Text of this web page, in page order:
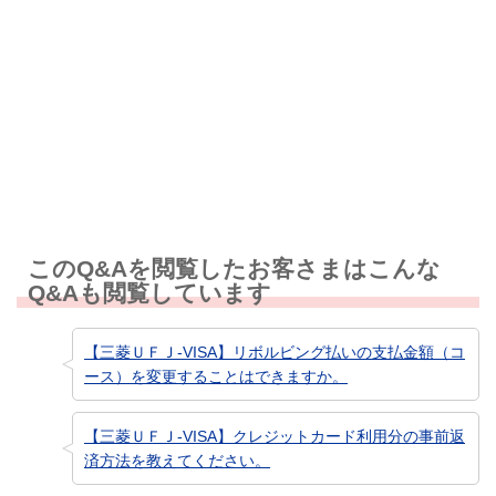
このQ&Aを閲覧したお客さまはこんな
Q&Aも閲覧しています
【三菱ＵＦＪ-VISA】リボルビング払いの支払金額（コ
ース）を変更することはできますか。
【三菱ＵＦＪ-VISA】クレジットカード利用分の事前返
済方法を教えてください。